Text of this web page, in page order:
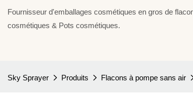
Fournisseur d'emballages cosmétiques en gros de
cosmétiques & Pots cosmétiques.
Sky Sprayer Produits Flacons à pompe sans air